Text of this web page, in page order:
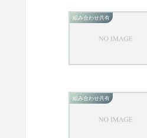
組み合わせ共有
組み合わせ共有